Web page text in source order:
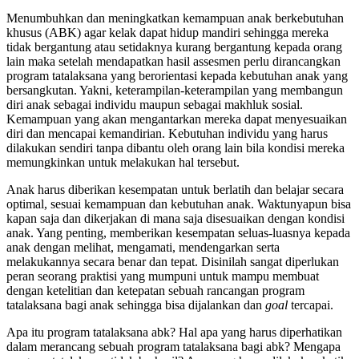
Menumbuhkan dan meningkatkan kemampuan anak berkebutuhan
khusus (ABK) agar kelak dapat hidup mandiri sehingga mereka
tidak bergantung atau setidaknya kurang bergantung kepada orang
lain maka setelah mendapatkan hasil assesmen perlu dirancangkan
program tatalaksana yang berorientasi kepada kebutuhan anak yang
bersangkutan. Yakni, keterampilan-keterampilan yang membangun
diri anak sebagai individu maupun sebagai makhluk sosial.
Kemampuan yang akan mengantarkan mereka dapat menyesuaikan
diri dan mencapai kemandirian. Kebutuhan individu yang harus
dilakukan sendiri tanpa dibantu oleh orang lain bila kondisi mereka
memungkinkan untuk melakukan hal tersebut.
Anak harus diberikan kesempatan untuk berlatih dan belajar secara
optimal, sesuai kemampuan dan kebutuhan anak. Waktunyapun bisa
kapan saja dan dikerjakan di mana saja disesuaikan dengan kondisi
anak. Yang penting, memberikan kesempatan seluas-luasnya kepada
anak dengan melihat, mengamati, mendengarkan serta
melakukannya secara benar dan tepat. Disinilah sangat diperlukan
peran seorang praktisi yang mumpuni untuk mampu membuat
dengan ketelitian dan ketepatan sebuah rancangan program
tatalaksana bagi anak sehingga bisa dijalankan dan goal tercapai.
Apa itu program tatalaksana abk? Hal apa yang harus diperhatikan
dalam merancang sebuah program tatalaksana bagi abk? Mengapa